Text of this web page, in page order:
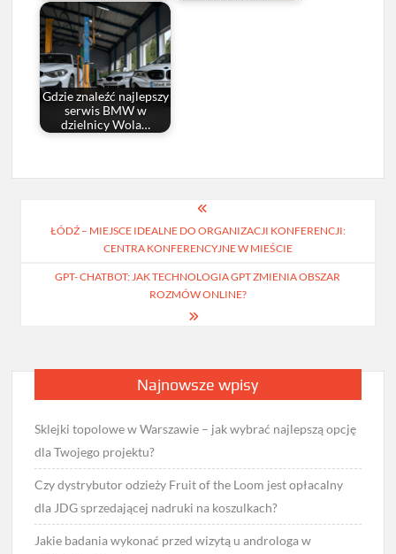
Gdzie znaleźć najlepszy
serwis BMW w
dzielnicy Wola…
wpisu
ŁÓDŹ – MIEJSCE IDEALNE DO ORGANIZACJI KONFERENCJI:
CENTRA KONFERENCYJNE W MIEŚCIE
GPT- CHATBOT: JAK TECHNOLOGIA GPT ZMIENIA OBSZAR
ROZMÓW ONLINE?
Najnowsze wpisy
Sklejki topolowe w Warszawie – jak wybrać najlepszą opcję
dla Twojego projektu?
Czy dystrybutor odzieży Fruit of the Loom jest opłacalny
dla JDG sprzedającej nadruki na koszulkach?
Jakie badania wykonać przed wizytą u androloga w